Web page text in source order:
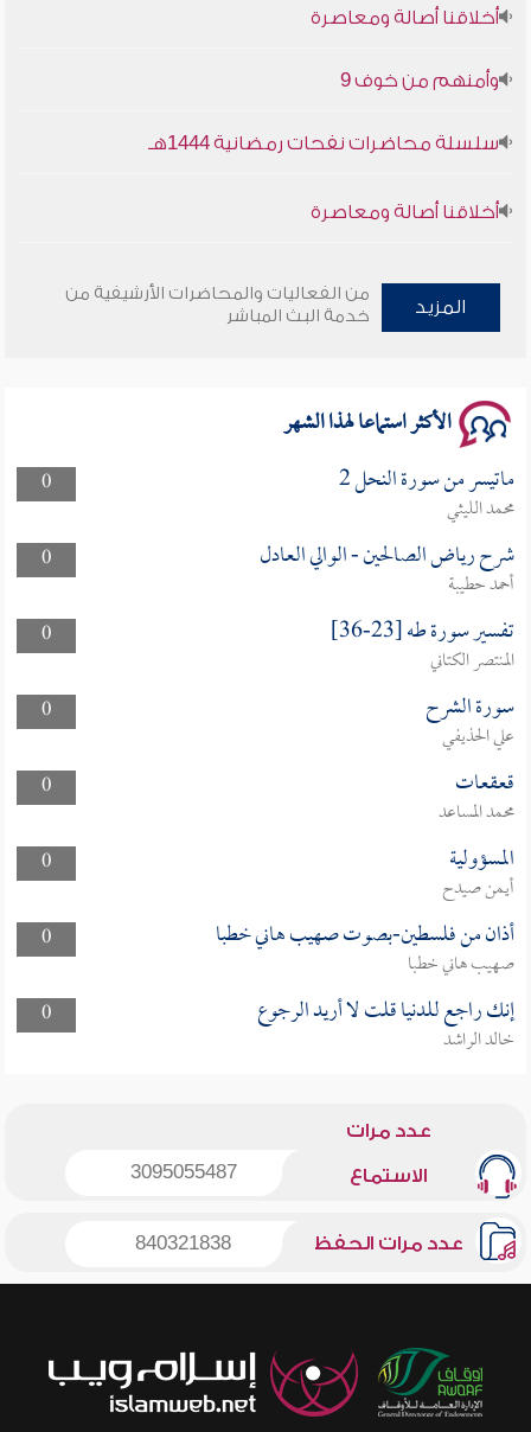
سلسلة محاضرات نفحات رمضانية 1444هـ
المزيد
من الفعاليات والمحاضرات الأرشيفية من
خدمة البث المباشر
الأكثر استماعا لهذا الشهر
0 ماتيسر من سورة النحل 2
محمد الليثي
0
شرح رياض الصالحين - الوالي العادل
أحمد حطيبة
0
تفسير سورة طه [23-36]
المنتصر الكتاني
0
سورة الشرح
علي الحذيفي
0
قعقعات
محمد المساعد
0
المسؤولية
أيمن صيدح
0
أذان من فلسطين-بصوت صهيب هاني خطبا
صهيب هاني خطبا
0
إنك راجع للدنيا قلت لا أريد الرجوع
خالد الراشد
عدد مرات
الاستماع 3095055487
عدد مرات الحفظ 840321838